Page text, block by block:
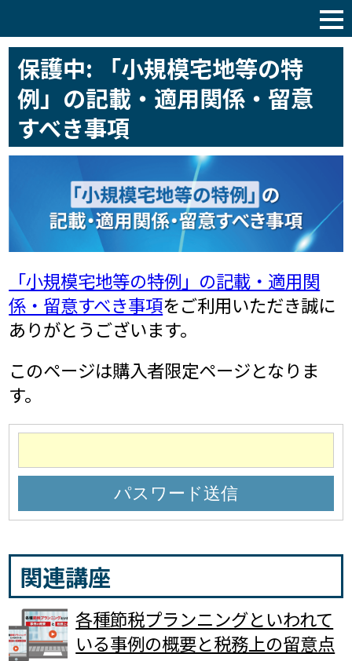
保護中: 「小規模宅地等の特
例」の記載・適用関係・留意
すべき事項
「小規模宅地等の特例」の記載・適用関
係・留意すべき事項をご利用いただき誠に
ありがとうございます。
このページは購入者限定ページとなりま
す。
関連講座
各種節税プランニングといわれて
いる事例の概要と税務上の留意点